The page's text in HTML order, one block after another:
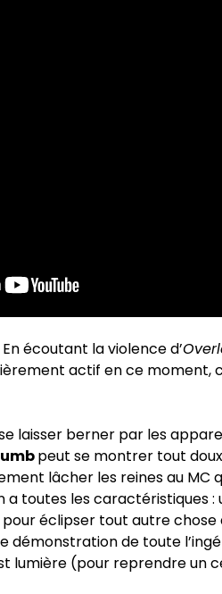
écoutant la violence d’
actif en ce moment,
laisser berner par les
peut se montrer tout
lâcher les reines au MC
a toutes les caractéristiques :
pour éclipser tout autre
démonstration de toute
lumière (pour reprendre un